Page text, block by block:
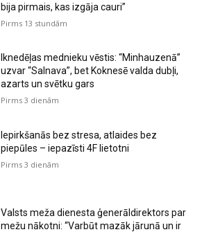
bija pirmais, kas izgāja cauri”
Pirms 13 stundām
Iknedēļas mednieku vēstis: “Minhauzenā”
uzvar “Salnava”, bet Koknesē valda dubļi,
azarts un svētku gars
Pirms 3 dienām
Iepirkšanās bez stresa, atlaides bez
piepūles – iepazīsti 4F lietotni
Pirms 3 dienām
Valsts meža dienesta ģenerāldirektors par
mežu nākotni: “Varbūt mazāk jārunā un ir